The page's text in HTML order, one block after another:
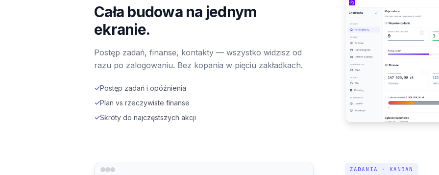
Cała budowa na jednym
ekranie.
Postęp zadań, finanse, kontakty — wszystko widzisz od
razu po zalogowaniu. Bez kopania w pięciu zakładkach.
✓Postęp zadań i opóźnienia
✓Plan vs rzeczywiste finanse
✓Skróty do najczęstszych akcji
ZADANIA · KANBAN